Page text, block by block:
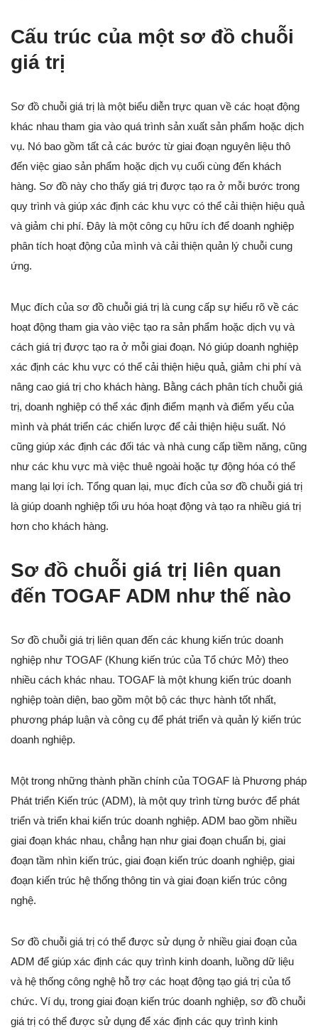
Cấu trúc của một sơ đồ chuỗi
giá trị
Sơ đồ chuỗi giá trị là một biểu diễn trực quan về các hoạt động
khác nhau tham gia vào quá trình sản xuất sản phẩm hoặc dịch
vụ. Nó bao gồm tất cả các bước từ giai đoạn nguyên liệu thô
đến việc giao sản phẩm hoặc dịch vụ cuối cùng đến khách
hàng. Sơ đồ này cho thấy giá trị được tạo ra ở mỗi bước trong
quy trình và giúp xác định các khu vực có thể cải thiện hiệu quả
và giảm chi phí. Đây là một công cụ hữu ích để doanh nghiệp
phân tích hoạt động của mình và cải thiện quản lý chuỗi cung
ứng.
Mục đích của sơ đồ chuỗi giá trị là cung cấp sự hiểu rõ về các
hoạt động tham gia vào việc tạo ra sản phẩm hoặc dịch vụ và
cách giá trị được tạo ra ở mỗi giai đoạn. Nó giúp doanh nghiệp
xác định các khu vực có thể cải thiện hiệu quả, giảm chi phí và
nâng cao giá trị cho khách hàng. Bằng cách phân tích chuỗi giá
trị, doanh nghiệp có thể xác định điểm mạnh và điểm yếu của
mình và phát triển các chiến lược để cải thiện hiệu suất. Nó
cũng giúp xác định các đối tác và nhà cung cấp tiềm năng, cũng
như các khu vực mà việc thuê ngoài hoặc tự động hóa có thể
mang lại lợi ích. Tổng quan lại, mục đích của sơ đồ chuỗi giá trị
là giúp doanh nghiệp tối ưu hóa hoạt động và tạo ra nhiều giá trị
hơn cho khách hàng.
Sơ đồ chuỗi giá trị liên quan
đến TOGAF ADM như thế nào
Sơ đồ chuỗi giá trị liên quan đến các khung kiến trúc doanh
nghiệp như TOGAF (Khung kiến trúc của Tổ chức Mở) theo
nhiều cách khác nhau. TOGAF là một khung kiến trúc doanh
nghiệp toàn diện, bao gồm một bộ các thực hành tốt nhất,
phương pháp luận và công cụ để phát triển và quản lý kiến trúc
doanh nghiệp.
Một trong những thành phần chính của TOGAF là Phương pháp
Phát triển Kiến trúc (ADM), là một quy trình từng bước để phát
triển và triển khai kiến trúc doanh nghiệp. ADM bao gồm nhiều
giai đoạn khác nhau, chẳng hạn như giai đoạn chuẩn bị, giai
đoạn tầm nhìn kiến trúc, giai đoạn kiến trúc doanh nghiệp, giai
đoạn kiến trúc hệ thống thông tin và giai đoạn kiến trúc công
nghệ.
Sơ đồ chuỗi giá trị có thể được sử dụng ở nhiều giai đoạn của
ADM để giúp xác định các quy trình kinh doanh, luồng dữ liệu
và hệ thống công nghệ hỗ trợ các hoạt động tạo giá trị của tổ
chức. Ví dụ, trong giai đoạn kiến trúc doanh nghiệp, sơ đồ chuỗi
giá trị có thể được sử dụng để xác định các quy trình kinh